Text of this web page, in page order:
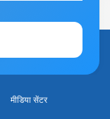
मीडिया सेंटर